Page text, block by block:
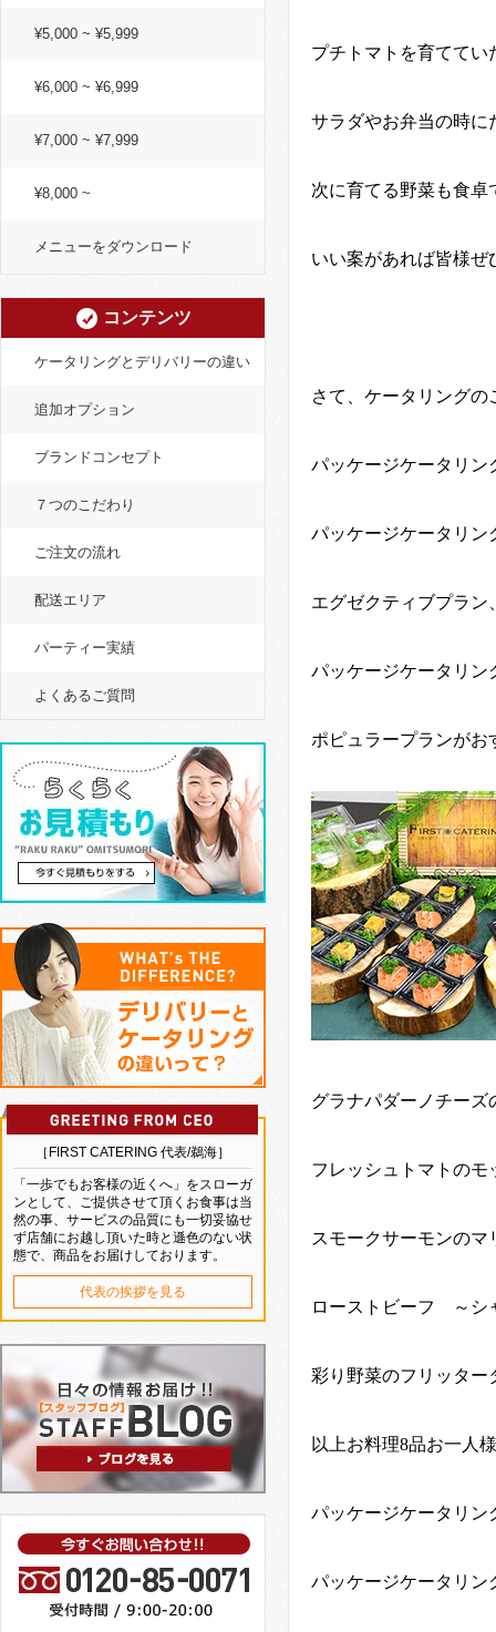
プチトマトを育ててい
サラダやお弁当の時に
次に育てる野菜も食
いい案があれば皆様
さて、ケータリングの
パッケージケータリン
パッケージケータリン
エグゼクティブプラ
パッケージケータリン
ポピュラープランがお
グラナパダーノチーズ
フレッシュトマトのモ
スモークサーモンのマ
ローストビーフ ～シ
彩り野菜のフリッター
以上お料理8品お一人様
パッケージケータリン
パッケージケータリン
¥5,000 ~ ¥5,999
¥6,000 ~ ¥6,999
¥7,000 ~ ¥7,999
¥8,000 ~
メニューをダウンロード
コンテンツ
ケータリングとデリバリーの違い
追加オプション
ブランドコンセプト
７つのこだわり
ご注文の流れ
配送エリア
パーティー実績
よくあるご質問
［FIRST CATERING 代表/鵜海］
「一歩でもお客様の近くへ」をスローガ
ンとして、ご提供させて頂くお食事は当
然の事、サービスの品質にも一切妥協せ
ず店舗にお越し頂いた時と遜色のない状
態で、商品をお届けしております。
代表の挨拶を見る